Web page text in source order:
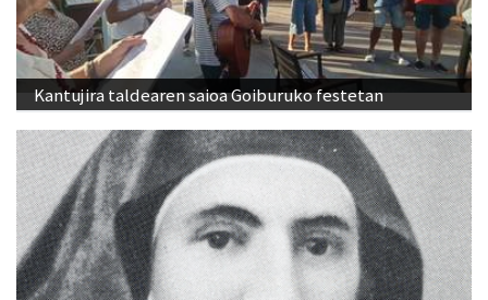
Kantujira taldearen saioa Goiburuko festetan